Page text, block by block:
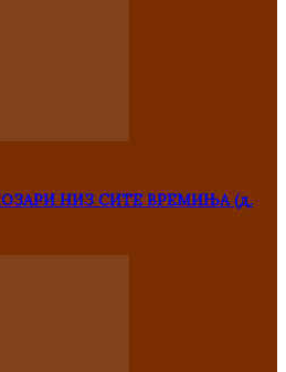
НИЗ СИТЕ ВРЕМИЊА (д.